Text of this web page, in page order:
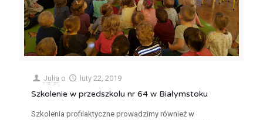
Julia o luty 22, 2019
Szkolenie w przedszkolu nr 64 w Białymstoku
Szkolenia profilaktyczne prowadzimy również w